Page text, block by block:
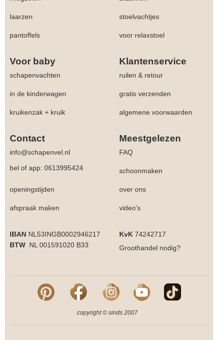
laarzen stoelvachtjes
pantoffels voor relaxstoel
Voor baby Klantenservice
schapenvachten ruilen & retour
in de kinderwagen gratis verzenden
kruikenzak + kruik algemene voorwaarden
Contact Meestgelezen
info@schapenvel.nl
FAQ
bel of app: 0613995424
schoonmaken
openingstijden over ons
afspraak maken video's
IBAN NL53INGB0002946217 KvK 74242717
BTW NL 001591020 B33 Groothandel nodig?
copyright © sinds 2007